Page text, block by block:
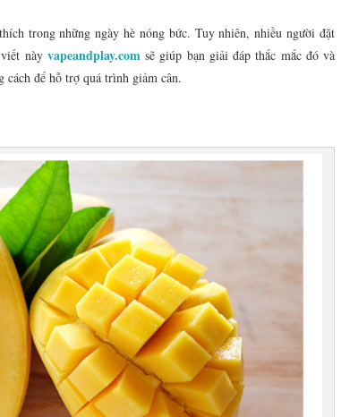
trong những ngày hè nóng bức. Tuy nhiên, nhiều người đặt
này vapeandplay.com sẽ giúp bạn giải đáp thắc mắc đó và
cách để hỗ trợ quá trình giảm cân.